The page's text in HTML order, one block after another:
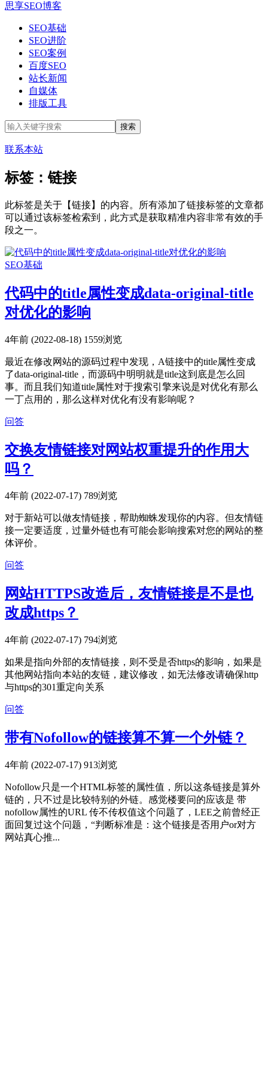
思享SEO博客
SEO基础
SEO进阶
SEO案例
百度SEO
站长新闻
自媒体
排版工具
联系本站
标签：链接
此标签是关于【链接】的内容。所有添加了链接标签的文章都
可以通过该标签检索到，此方式是获取精准内容非常有效的手
段之一。
SEO基础
代码中的title属性变成data-original-title
对优化的影响
4年前 (2022-08-18) 1559浏览
最近在修改网站的源码过程中发现，A链接中的title属性变成
了data-original-title，而源码中明明就是title这到底是怎么回
事。而且我们知道title属性对于搜索引擎来说是对优化有那么
一丁点用的，那么这样对优化有没有影响呢？
问答
交换友情链接对网站权重提升的作用大
吗？
4年前 (2022-07-17) 789浏览
对于新站可以做友情链接，帮助蜘蛛发现你的内容。但友情链
接一定要适度，过量外链也有可能会影响搜索对您的网站的整
体评价。
问答
网站HTTPS改造后，友情链接是不是也
改成https？
4年前 (2022-07-17) 794浏览
如果是指向外部的友情链接，则不受是否https的影响，如果是
其他网站指向本站的友链，建议修改，如无法修改请确保http
与https的301重定向关系
问答
带有Nofollow的链接算不算一个外链？
4年前 (2022-07-17) 913浏览
Nofollow只是一个HTML标签的属性值，所以这条链接是算外
链的，只不过是比较特别的外链。感觉楼要问的应该是 带
nofollow属性的URL 传不传权值这个问题了，LEE之前曾经正
面回复过这个问题，“判断标准是：这个链接是否用户or对方
网站真心推...